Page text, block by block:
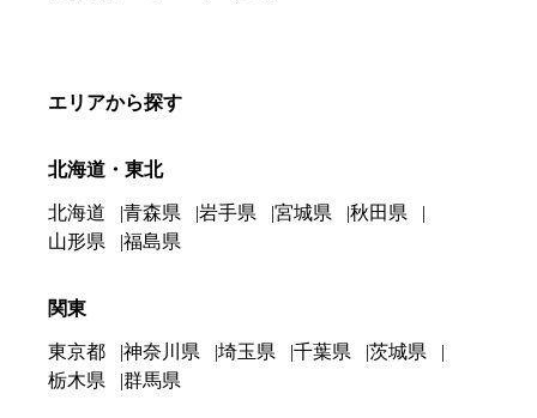
エリアから探す
北海道・東北
北海道 青森県 岩手県 宮城県
秋田県
山形県
福島県
関東
東京都 神奈川県 埼玉県 千葉県
茨城県
栃木県
群馬県